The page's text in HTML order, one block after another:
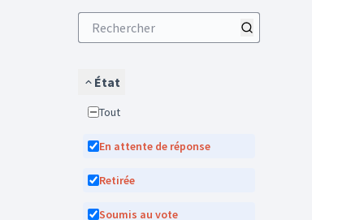
État
Tout
En attente de réponse
Retirée
Soumis au vote